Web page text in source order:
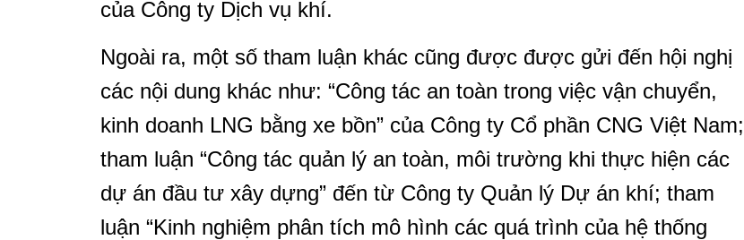
của Công ty Dịch vụ khí.
Ngoài ra, một số tham luận khác cũng được được gửi đến hội nghị
các nội dung khác như: “Công tác an toàn trong việc vận chuyển,
kinh doanh LNG bằng xe bồn” của Công ty Cổ phần CNG Việt Nam;
tham luận “Công tác quản lý an toàn, môi trường khi thực hiện các
dự án đầu tư xây dựng” đến từ Công ty Quản lý Dự án khí; tham
luận “Kinh nghiệm phân tích mô hình các quá trình của hệ thống